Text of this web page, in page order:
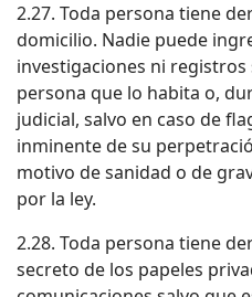
2.27. Toda persona tiene
domicilio. Nadie puede
investigaciones ni
persona que lo habita o,
judicial, salvo en caso de
inminente de su
motivo de sanidad o de
por la ley.
2.28. Toda persona tiene
secreto de los papeles